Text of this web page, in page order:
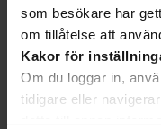
som besökare har
om tillåtelse att
Kakor för
Om du loggar in,
tidigare eller